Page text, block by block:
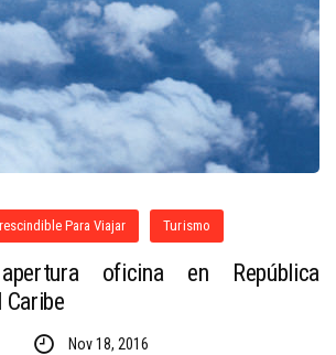
Para Viajar Turismo
oficina en República
Caribe
Nov 18, 2016